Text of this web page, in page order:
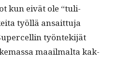
kun eivät ole “tuli­
työl­lä ansait­tu­ja
työn­tek­i­jät
maail­mal­ta kak­